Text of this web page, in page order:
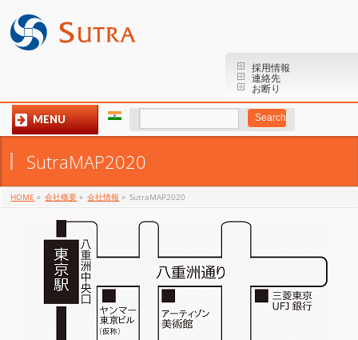
採用情報
連絡先
お断り
MENU
SutraMAP2020
HOME » 会社概要 » 会社情報 » SutraMAP2020